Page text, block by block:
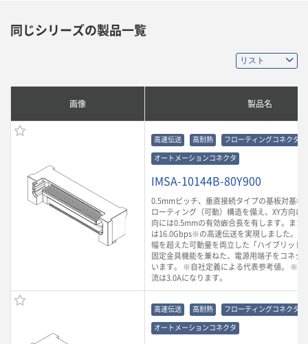
同じシリーズの製品一覧
画像 製品名
高速伝送 高耐熱 フローティングコネクタ
オートメーションコネクタ
IMSA-10144B-80Y900
0.5mmピッチ、垂直接続タイプの基板対基板
ローティング（可動）構造を備え、XY方向に
向には0.5mmの有効嵌合長を有します。また
は16.0Gbps※の高速伝送を実現しました。高
幅を超えた可動量を両立した「ハイブリッド
固定金具機能を兼ねた、電源用端子をコネク
います。 ※自社定義による代表参考値。 ※
流は3.0Aになります。
高速伝送 高耐熱 フローティングコネクタ
オートメーションコネクタ